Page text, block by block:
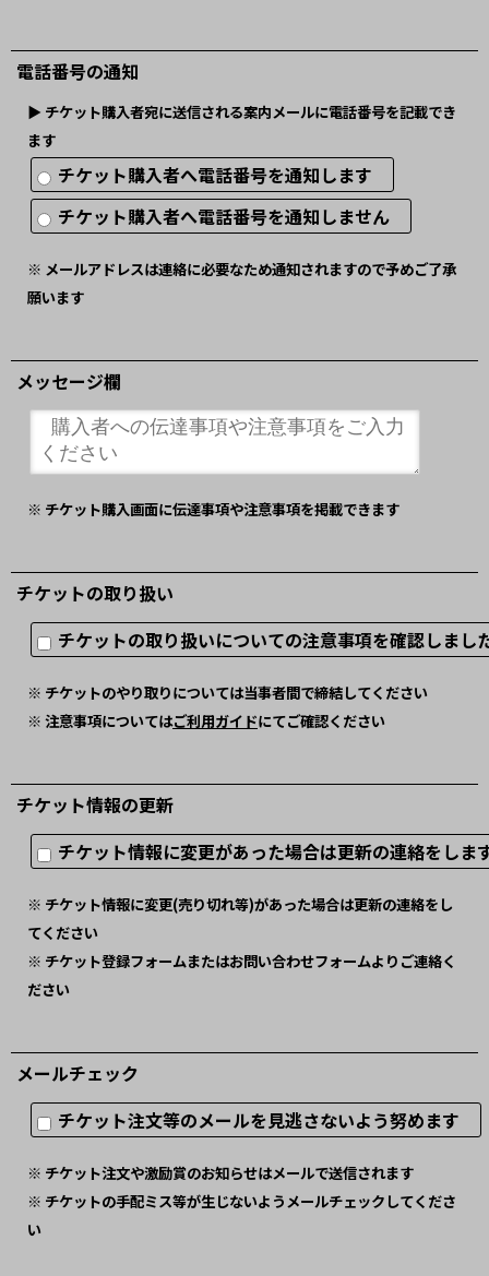
電話番号の通知
▶︎ チケット購入者宛に送信される案内メールに電話番号を記載でき
ます
チケット購入者へ電話番号を通知します
チケット購入者へ電話番号を通知しません
※ メールアドレスは連絡に必要なため通知されますので予めご了承
願います
メッセージ欄
※ チケット購入画面に伝達事項や注意事項を掲載できます
チケットの取り扱い
チケットの取り扱いについての注意事項を確認しま
※ チケットのやり取りについては当事者間で締結してください
※ 注意事項についてはご利用ガイドにてご確認ください
チケット情報の更新
チケット情報に変更があった場合は更新の連絡をし
※ チケット情報に変更(売り切れ等)があった場合は更新の連絡をし
てください
※ チケット登録フォームまたはお問い合わせフォームよりご連絡く
ださい
メールチェック
チケット注文等のメールを見逃さないよう努めます
※ チケット注文や激励賞のお知らせはメールで送信されます
※ チケットの手配ミス等が生じないようメールチェックしてくださ
い